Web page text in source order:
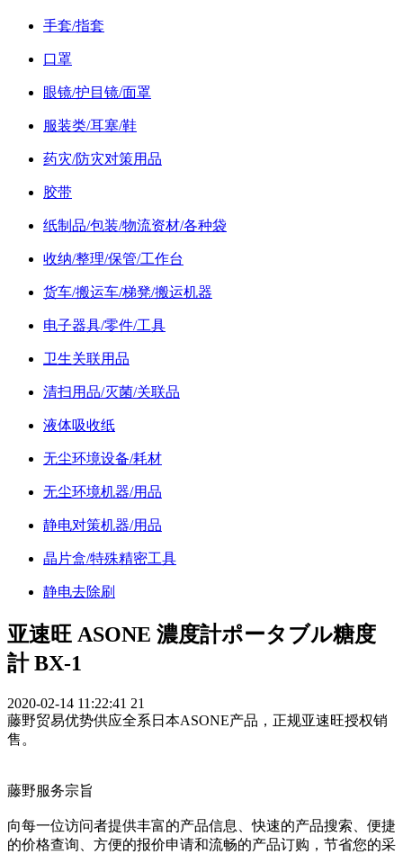
手套/指套
口罩
眼镜/护目镜/面罩
服装类/耳塞/鞋
药灾/防灾对策用品
胶带
纸制品/包装/物流资材/各种袋
收纳/整理/保管/工作台
货车/搬运车/梯凳/搬运机器
电子器具/零件/工具
卫生关联用品
清扫用品/灭菌/关联品
液体吸收纸
无尘环境设备/耗材
无尘环境机器/用品
静电对策机器/用品
晶片盒/特殊精密工具
静电去除刷
亚速旺 ASONE 濃度計ポータブル糖度
計 BX-1
2020-02-14 11:22:41 21
藤野贸易优势供应全系日本ASONE产品，正规亚速旺授权销
售。
藤野服务宗旨
向每一位访问者提供丰富的产品信息、快速的产品搜索、便捷
的价格查询、方便的报价申请和流畅的产品订购，节省您的采